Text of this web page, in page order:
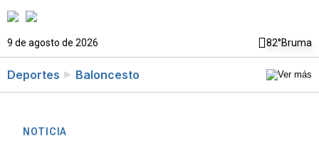
9 de agosto de 2026 82°Bruma
Deportes Baloncesto
NOTICIA